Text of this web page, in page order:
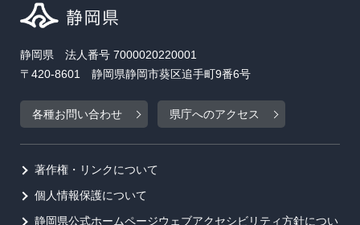
静岡県 法人番号 7000020220001
〒420-8601 静岡県静岡市葵区追手町9番6号
各種お問い合わせ 県庁へのアクセス
著作権・リンクについて
個人情報保護について
静岡県公式ホームページウェブアクセシビリティ方針につい